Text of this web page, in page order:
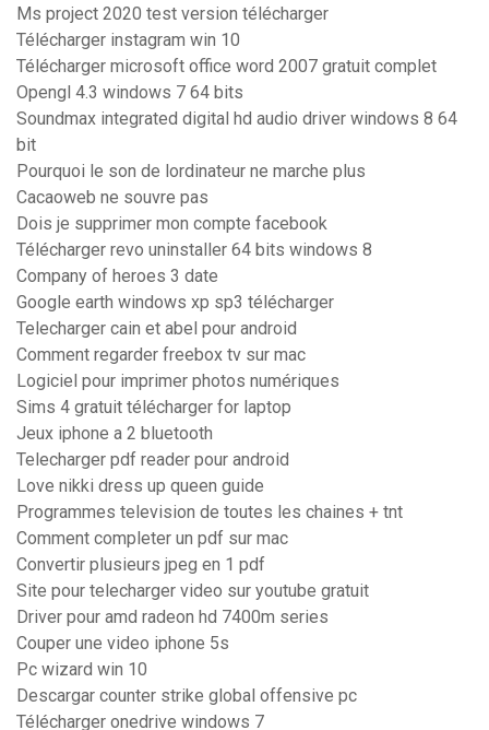
Ms project 2020 test version télécharger
Télécharger instagram win 10
Télécharger microsoft office word 2007 gratuit complet
Opengl 4.3 windows 7 64 bits
Soundmax integrated digital hd audio driver windows 8 64
bit
Pourquoi le son de lordinateur ne marche plus
Cacaoweb ne souvre pas
Dois je supprimer mon compte facebook
Télécharger revo uninstaller 64 bits windows 8
Company of heroes 3 date
Google earth windows xp sp3 télécharger
Telecharger cain et abel pour android
Comment regarder freebox tv sur mac
Logiciel pour imprimer photos numériques
Sims 4 gratuit télécharger for laptop
Jeux iphone a 2 bluetooth
Telecharger pdf reader pour android
Love nikki dress up queen guide
Programmes television de toutes les chaines + tnt
Comment completer un pdf sur mac
Convertir plusieurs jpeg en 1 pdf
Site pour telecharger video sur youtube gratuit
Driver pour amd radeon hd 7400m series
Couper une video iphone 5s
Pc wizard win 10
Descargar counter strike global offensive pc
Télécharger onedrive windows 7